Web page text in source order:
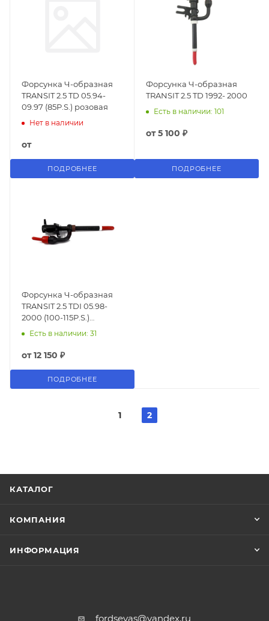
Форсунка Ч-образная
TRANSIT 2.5 TD 05.94-
09.97 (85P.S.) розовая
Нет в наличии
от
ПОДРОБНЕЕ
Форсунка Ч-образная
TRANSIT 2.5 TD 1992- 2000
Есть в наличии: 101
от5 100 ₽
ПОДРОБНЕЕ
Форсунка Ч-образная
TRANSIT 2.5 TDI 05.98-
2000 (100-115P.S.)
бронзовая
Есть в наличии: 31
от12 150 ₽
ПОДРОБНЕЕ
1 2
КАТАЛОГ
КОМПАНИЯ
ИНФОРМАЦИЯ
fordsevas@yandex.ru